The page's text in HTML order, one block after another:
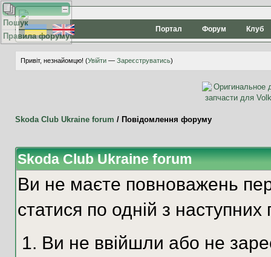
Портал Форум Клуб
Привіт, незнайомцю! (Увійти— Зареєструватись)
Skoda Club Ukraine forum / Повідомлення форуму
Пошук
Правила форуму
Skoda Club Ukraine forum
Ви не маєте повноважень
статися по одній з наступних
Ви не ввійшли або не